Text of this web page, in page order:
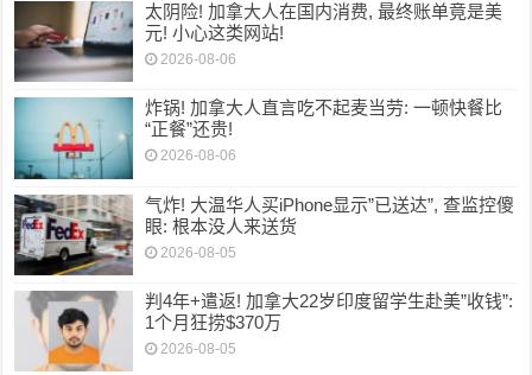
太阴险! 加拿大人在国内消费, 最终账单竟是美
元! 小心这类网站!
2026-08-06
炸锅! 加拿大人直言吃不起麦当劳: 一顿快餐比
“正餐”还贵!
2026-08-06
气炸! 大温华人买iPhone显示”已送达”, 查监控傻
眼: 根本没人来送货
2026-08-05
判4年+遣返! 加拿大22岁印度留学生赴美”收钱”:
1个月狂捞$370万
2026-08-05